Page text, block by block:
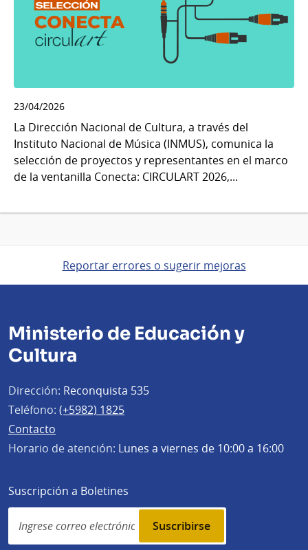
23/04/2026
La Dirección Nacional de Cultura, a través del
Instituto Nacional de Música (INMUS), comunica la
selección de proyectos y representantes en el marco
de la ventanilla Conecta: CIRCULART 2026,...
Reportar errores o sugerir mejoras
Ministerio de Educación y
Cultura
Dirección: Reconquista 535
Teléfono: (+5982) 1825
Contacto
Horario de atención: Lunes a viernes de 10:00 a 16:00
Suscripción a Boletines
Simplenews
subscription